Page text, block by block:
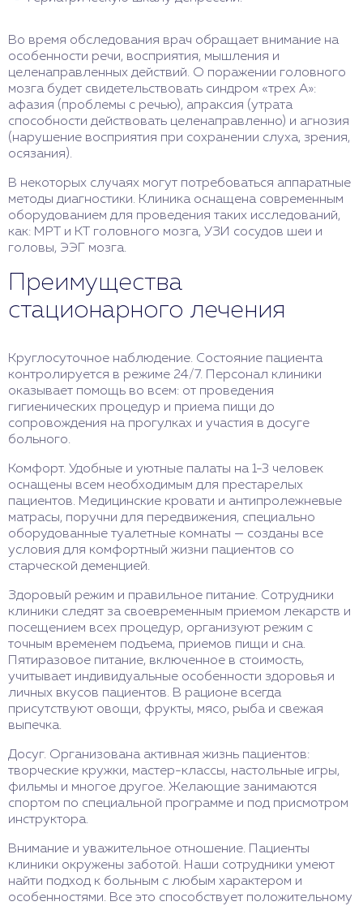
Во время обследования врач обращает внимание на
особенности речи, восприятия, мышления и
целенаправленных действий. О поражении головного
мозга будет свидетельствовать синдром «трех А»:
афазия (проблемы с речью), апраксия (утрата
способности действовать целенаправленно) и агнозия
(нарушение восприятия при сохранении слуха, зрения,
осязания).
В некоторых случаях могут потребоваться аппаратные
методы диагностики. Клиника оснащена современным
оборудованием для проведения таких исследований,
как: МРТ и КТ головного мозга, УЗИ сосудов шеи и
головы, ЭЭГ мозга.
Преимущества
стационарного лечения
Круглосуточное наблюдение. Состояние пациента
контролируется в режиме 24/7. Персонал клиники
оказывает помощь во всем: от проведения
гигиенических процедур и приема пищи до
сопровождения на прогулках и участия в досуге
больного.
Комфорт. Удобные и уютные палаты на 1-3 человек
оснащены всем необходимым для престарелых
пациентов. Медицинские кровати и антипролежневые
матрасы, поручни для передвижения, специально
оборудованные туалетные комнаты — созданы все
условия для комфортный жизни пациентов со
старческой деменцией.
Здоровый режим и правильное питание. Сотрудники
клиники следят за своевременным приемом лекарств и
посещением всех процедур, организуют режим с
точным временем подъема, приемов пищи и сна.
Пятиразовое питание, включенное в стоимость,
учитывает индивидуальные особенности здоровья и
личных вкусов пациентов. В рационе всегда
присутствуют овощи, фрукты, мясо, рыба и свежая
выпечка.
Досуг. Организована активная жизнь пациентов:
творческие кружки, мастер-классы, настольные игры,
фильмы и многое другое. Желающие занимаются
спортом по специальной программе и под присмотром
инструктора.
Внимание и уважительное отношение. Пациенты
клиники окружены заботой. Наши сотрудники умеют
найти подход к больным с любым характером и
особенностями. Все это способствует положительному